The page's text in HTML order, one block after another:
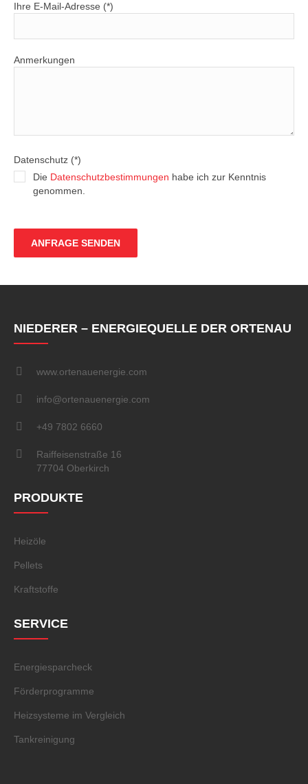
Ihre E-Mail-Adresse (*)
Anmerkungen
Datenschutz (*)
Die Datenschutzbestimmungen habe ich zur Kenntnis
genommen.
NIEDERER – ENERGIEQUELLE DER ORTENAU
www.ortenauenergie.com
info@ortenauenergie.com
+49 7802 6660
Raiffeisenstraße 16
77704 Oberkirch
PRODUKTE
Heizöle
Pellets
Kraftstoffe
SERVICE
Energiesparcheck
Förderprogramme
Heizsysteme im Vergleich
Tankreinigung